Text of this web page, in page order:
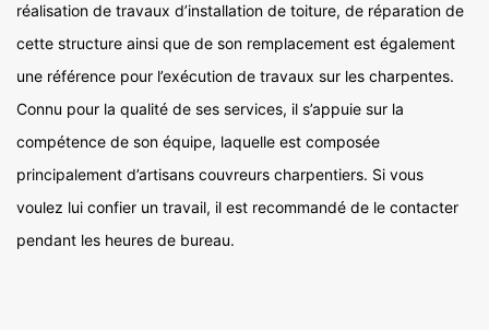
réalisation de travaux d’installation de toiture, de réparation de
cette structure ainsi que de son remplacement est également
une référence pour l’exécution de travaux sur les charpentes.
Connu pour la qualité de ses services, il s’appuie sur la
compétence de son équipe, laquelle est composée
principalement d’artisans couvreurs charpentiers. Si vous
voulez lui confier un travail, il est recommandé de le contacter
pendant les heures de bureau.